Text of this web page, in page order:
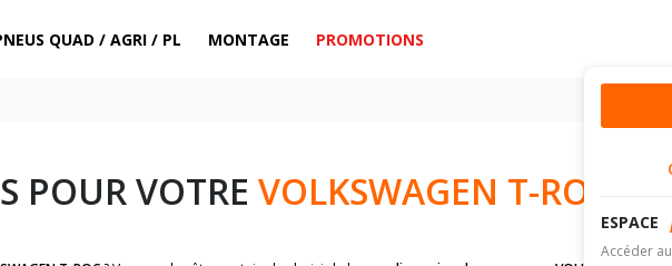
QUAD / AGRI / PL MONTAGE PROMOTIONS
ESPACE
Accéder
POUR VOTRE VOLKSWAGEN T-ROC